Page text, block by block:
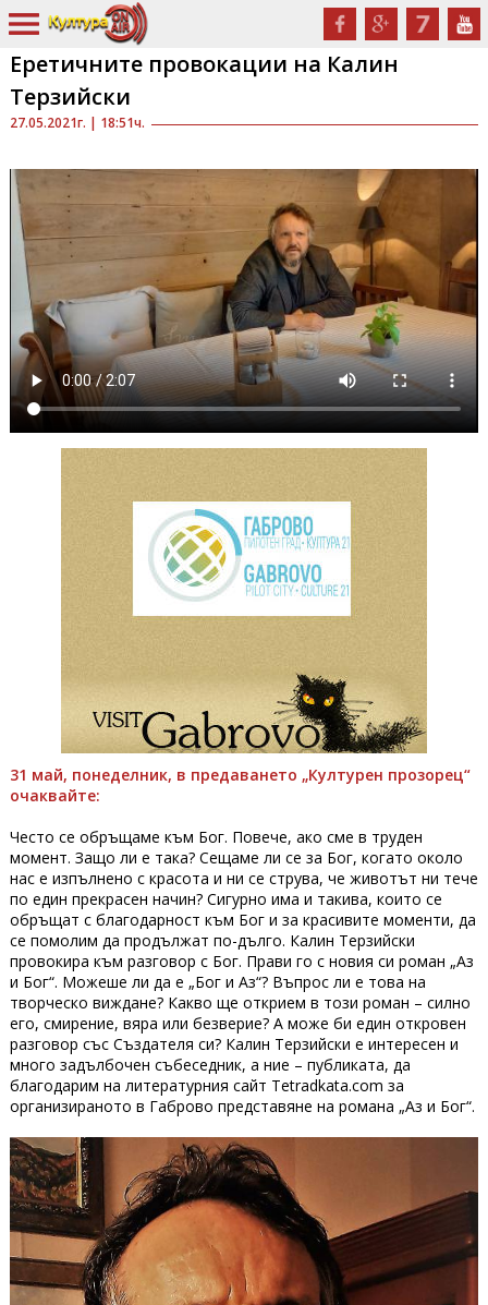
27.05.2021г. | 18:51ч.
Еретичните провокации на Калин
Терзийски
31 май, понеделник, в предаването „Културен прозорец“
очаквайте:
Често се обръщаме към Бог. Повече, ако сме в труден
момент. Защо ли е така? Сещаме ли се за Бог, когато около
нас е изпълнено с красота и ни се струва, че животът ни тече
по един прекрасен начин? Сигурно има и такива, които се
обръщат с благодарност към Бог и за красивите моменти, да
се помолим да продължат по-дълго. Калин Терзийски
провокира към разговор с Бог. Прави го с новия си роман „Аз
и Бог“. Можеше ли да е „Бог и Аз“? Въпрос ли е това на
творческо виждане? Какво ще открием в този роман – силно
его, смирение, вяра или безверие? А може би един откровен
разговор със Създателя си? Калин Терзийски е интересен и
много задълбочен събеседник, а ние – публиката, да
благодарим на литературния сайт Tetradkata.com за
организираното в Габрово представяне на романа „Аз и Бог“.